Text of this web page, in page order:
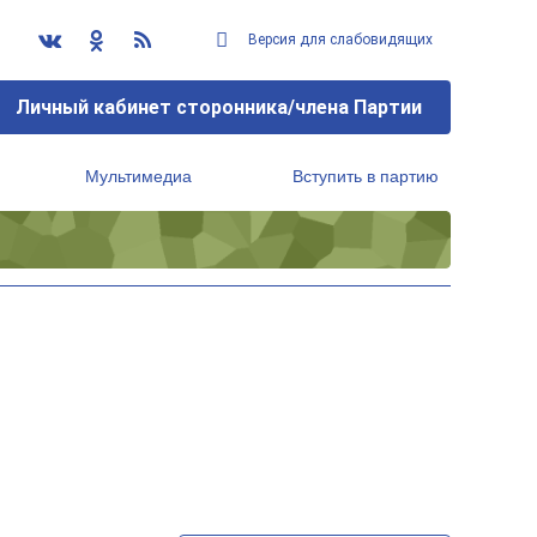
Версия для слабовидящих
Личный кабинет сторонника/члена Партии
Мультимедиа Вступить в партию